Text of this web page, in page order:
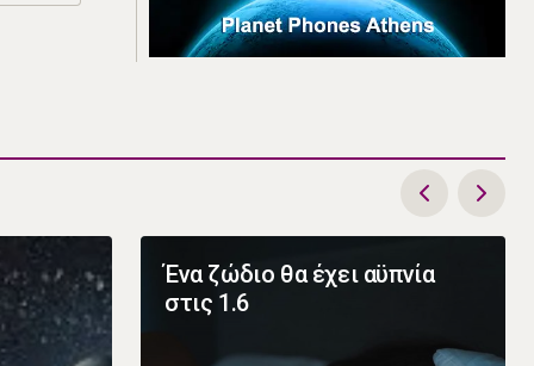
Ένα ζώδιο θα έχει αϋπνία
στις 1.6